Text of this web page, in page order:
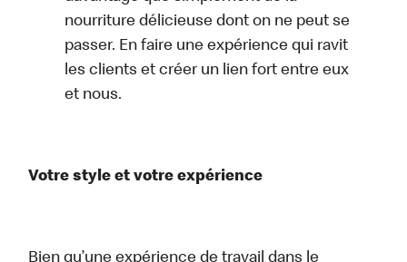
nourriture délicieuse dont on ne peut se
passer. En faire une expérience qui ravit
les clients et créer un lien fort entre eux
et nous.
Votre style et votre expérience
Bien qu’une expérience de travail dans le